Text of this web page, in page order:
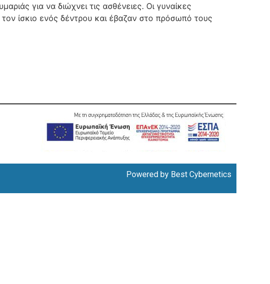
για να διώχνει τις ασθένειες. Οι γυναίκες
ίσκιο ενός δέντρου και έβαζαν στο πρόσωπό τους
Powered by Best Cybernetics